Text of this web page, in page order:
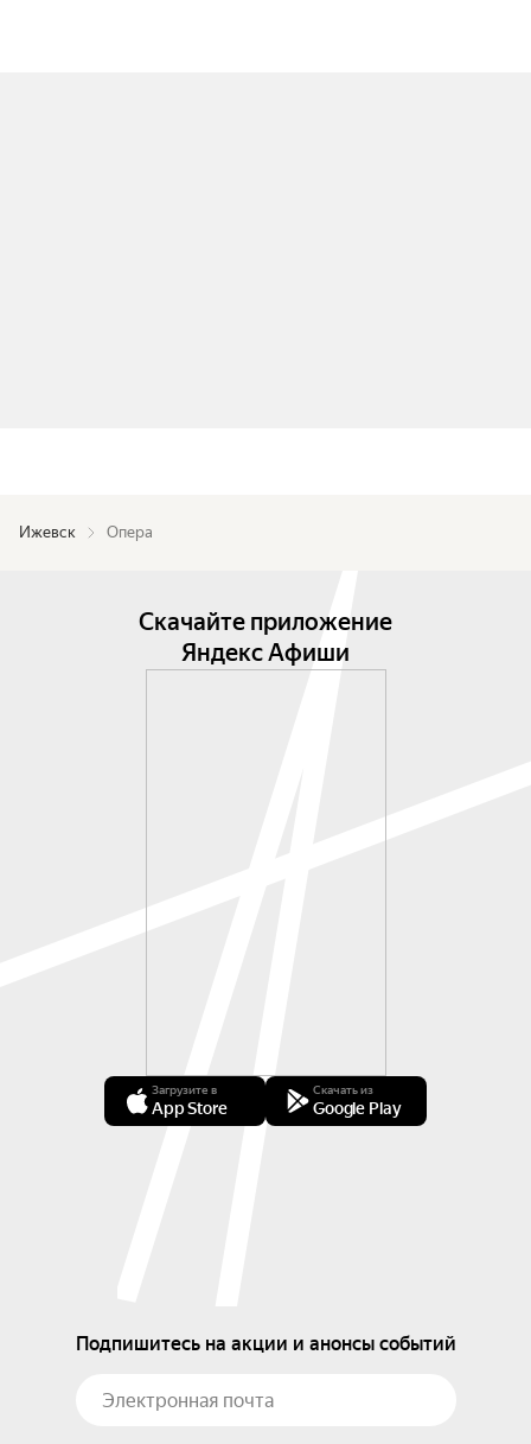
Ижевск Опера
Скачайте приложение
Яндекс Афиши
Загрузите в
App Store
Скачать из
Google Play
Подпишитесь на акции и анонсы событий